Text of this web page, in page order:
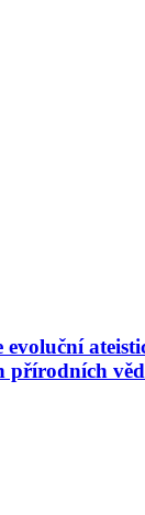
evoluční
přírodních